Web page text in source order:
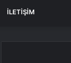
İLETIŞIM